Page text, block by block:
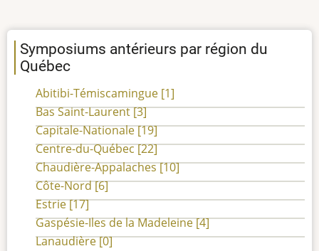
de
de
sculpture
du
Saguenay-
Lac-
Saint-
Jean
Symposiums antérieurs par région du
Québec
Abitibi-Témiscamingue [1]
Bas Saint-Laurent[3]
Capitale-Nationale[19]
Centre-du-Québec[22]
Chaudière-Appalaches[10]
Côte-Nord[6]
Estrie[17]
Gaspésie-Iles de la Madeleine[4]
Lanaudière[0]